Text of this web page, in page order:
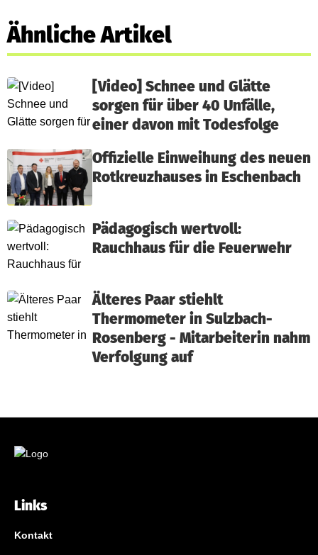
Ähnliche Artikel
[Video] Schnee und Glätte
sorgen für über 40 Unfälle,
einer davon mit Todesfolge
Offizielle Einweihung des neuen
Rotkreuzhauses in Eschenbach
Pädagogisch wertvoll:
Rauchhaus für die Feuerwehr
Älteres Paar stiehlt
Thermometer in Sulzbach-
Rosenberg - Mitarbeiterin nahm
Verfolgung auf
Links
Kontakt